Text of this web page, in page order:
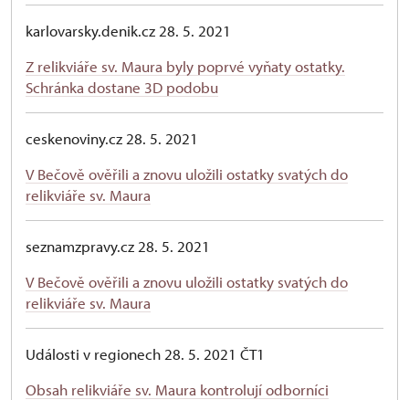
karlovarsky.denik.cz 28. 5. 2021
Z relikviáře sv. Maura byly poprvé vyňaty ostatky.
Schránka dostane 3D podobu
ceskenoviny.cz 28. 5. 2021
V Bečově ověřili a znovu uložili ostatky svatých do
relikviáře sv. Maura
seznamzpravy.cz 28. 5. 2021
V Bečově ověřili a znovu uložili ostatky svatých do
relikviáře sv. Maura
Události v regionech 28. 5. 2021 ČT1
Obsah relikviáře sv. Maura kontrolují odborníci